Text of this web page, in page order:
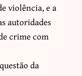
violência, e a
autoridades
crime com
da